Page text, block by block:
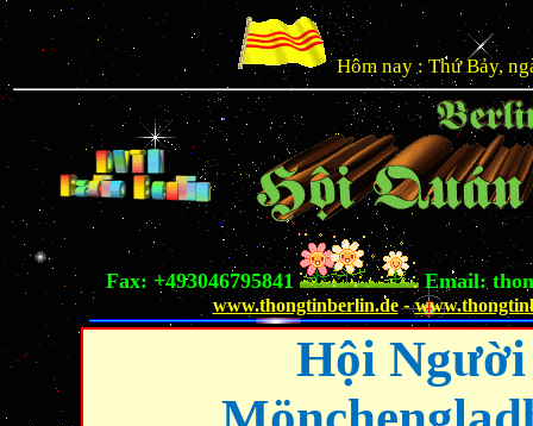
Hôm nay : Thứ Bảy,
Fax: +493046795841 Email:
www.thongtinberlin.de -
Hội